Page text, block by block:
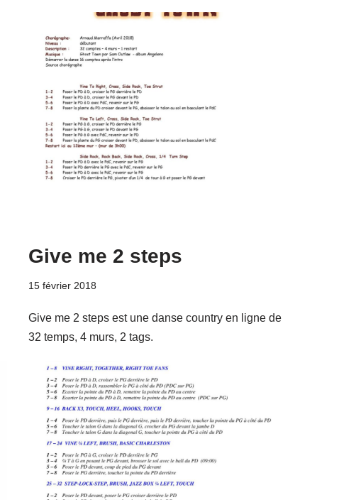
Give me 2 steps
15 février 2018
Give me 2 steps est une danse country en ligne de
32 temps, 4 murs, 2 tags.